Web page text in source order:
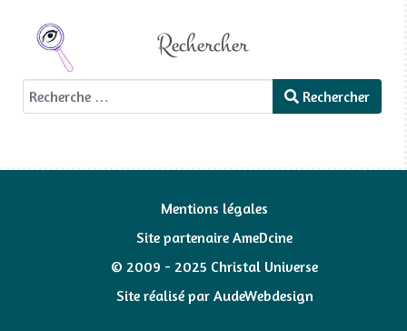
Rechercher
Rechercher Rechercher
Mentions légales
Site partenaire AmeDcine
© 2009 - 2025 Christal Universe
Site réalisé par AudeWebdesign